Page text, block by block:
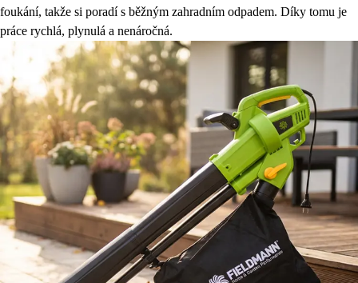
foukání, takže si poradí s běžným zahradním odpadem. Díky tomu je
práce rychlá, plynulá a nenáročná.